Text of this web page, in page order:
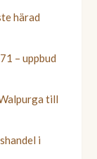
härad
– uppbud
till
i